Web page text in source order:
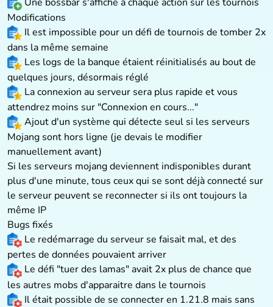
Modifications
Il est impossible pour un défi de tournois de tomber 2x
dans la même semaine
Les logs de la banque étaient réinitialisés au bout de
quelques jours, désormais réglé
La connexion au serveur sera plus rapide et vous
attendrez moins sur "Connexion en cours..."
Ajout d'un système qui détecte seul si les serveurs
Mojang sont hors ligne (je devais le modifier
manuellement avant)
Si les serveurs mojang deviennent indisponibles durant
plus d'une minute, tous ceux qui se sont déjà connecté sur
le serveur peuvent se reconnecter si ils ont toujours la
même IP
Bugs fixés
Le redémarrage du serveur se faisait mal, et des
pertes de données pouvaient arriver
Le défi "tuer des lamas" avait 2x plus de chance que
les autres mobs d'apparaitre dans le tournois
Il était possible de se connecter en 1.21.8 mais sans